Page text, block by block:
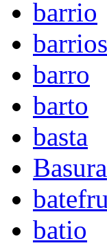
barrio
barrios
barro
barto
basta
Basura
batio